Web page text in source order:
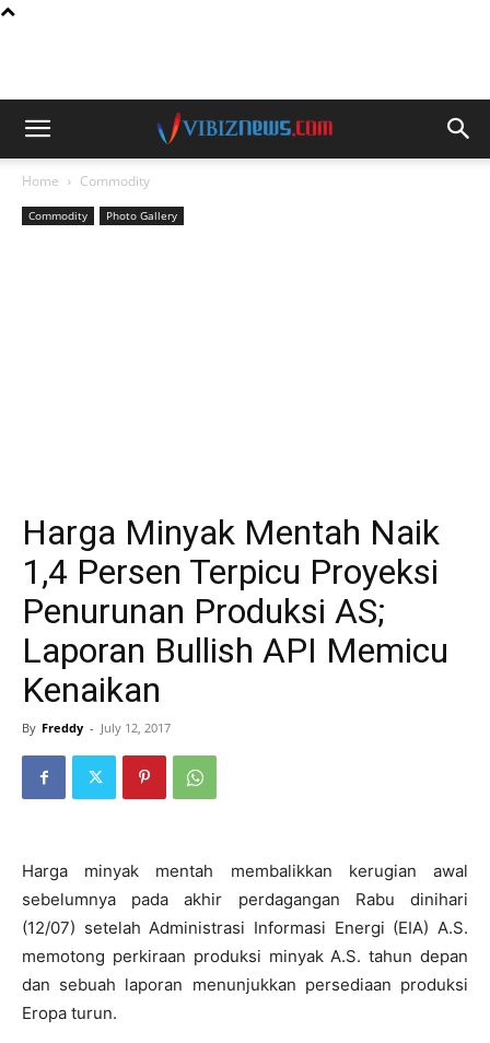
Home Commodity
Commodity Photo Gallery
Harga Minyak Mentah Naik
1,4 Persen Terpicu Proyeksi
Penurunan Produksi AS;
Laporan Bullish API Memicu
Kenaikan
By Freddy - July 12, 2017
Harga minyak mentah membalikkan kerugian awal
sebelumnya pada akhir perdagangan Rabu dinihari
(12/07) setelah Administrasi Informasi Energi (EIA) A.S.
memotong perkiraan produksi minyak A.S. tahun depan
dan sebuah laporan menunjukkan persediaan produksi
Eropa turun.